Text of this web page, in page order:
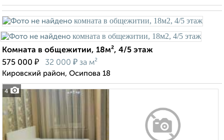
4
Комната в общежитии, 18м², 4/5 этаж
575 000 ₽ 32 000 ₽ за м²
Кировский район, Осипова 18